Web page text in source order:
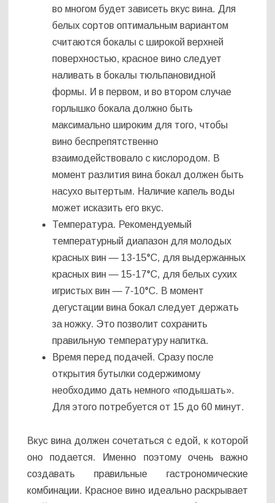
во многом будет зависеть вкус вина. Для
белых сортов оптимальным вариантом
считаются бокалы с широкой верхней
поверхностью, красное вино следует
наливать в бокалы тюльпановидной
формы. И в первом, и во втором случае
горлышко бокала должно быть
максимально широким для того, чтобы
вино беспрепятственно
взаимодействовало с кислородом. В
момент разлития вина бокал должен быть
насухо вытертым. Наличие капель воды
может исказить его вкус.
Температура. Рекомендуемый
температурный диапазон для молодых
красных вин — 13-15°С, для выдержанных
красных вин — 15-17°С, для белых сухих
игристых вин — 7-10°С. В момент
дегустации вина бокал следует держать
за ножку. Это позволит сохранить
правильную температуру напитка.
Время перед подачей. Сразу после
открытия бутылки содержимому
необходимо дать немного «подышать».
Для этого потребуется от 15 до 60 минут.
Вкус вина должен сочетаться с едой, к которой
оно подается. Именно поэтому очень важно
создавать правильные гастрономические
комбинации. Красное вино идеально раскрывает